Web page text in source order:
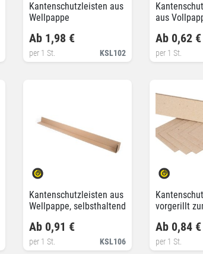
Kantenschutzleisten aus
Wellpappe
KSL102
Ab 1,98 €
per 1 St.
aus
Ab 0,62 €
per 1 St.
Kantenschutzleisten aus
Wellpappe, selbsthaltend
KSL106
Ab 0,91 €
per 1 St.
vorgerillt
Ab 0,84 €
per 1 St.